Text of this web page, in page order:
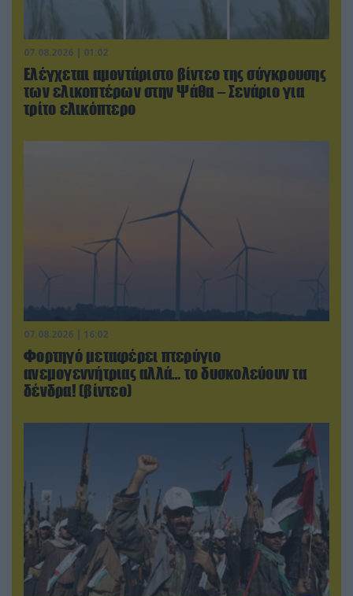
07.08.2026 | 01:02
Ελέγχεται αμοντάριστο βίντεο της σύγκρουσης
των ελικοπτέρων στην Ψάθα – Σενάριο για
τρίτο ελικόπτερο
07.08.2026 | 16:02
Φορτηγό μεταφέρει πτερύγιο
ανεμογεννήτριας αλλά… το δυσκολεύουν τα
δένδρα! (βίντεο)